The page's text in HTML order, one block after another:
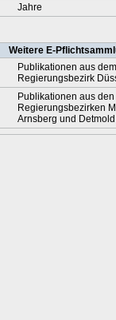
Jahre
Weitere E-
Publikationen aus dem
Regierungsbezirk
Publikationen aus den
Regierungsbezirken
Arnsberg und Detmold